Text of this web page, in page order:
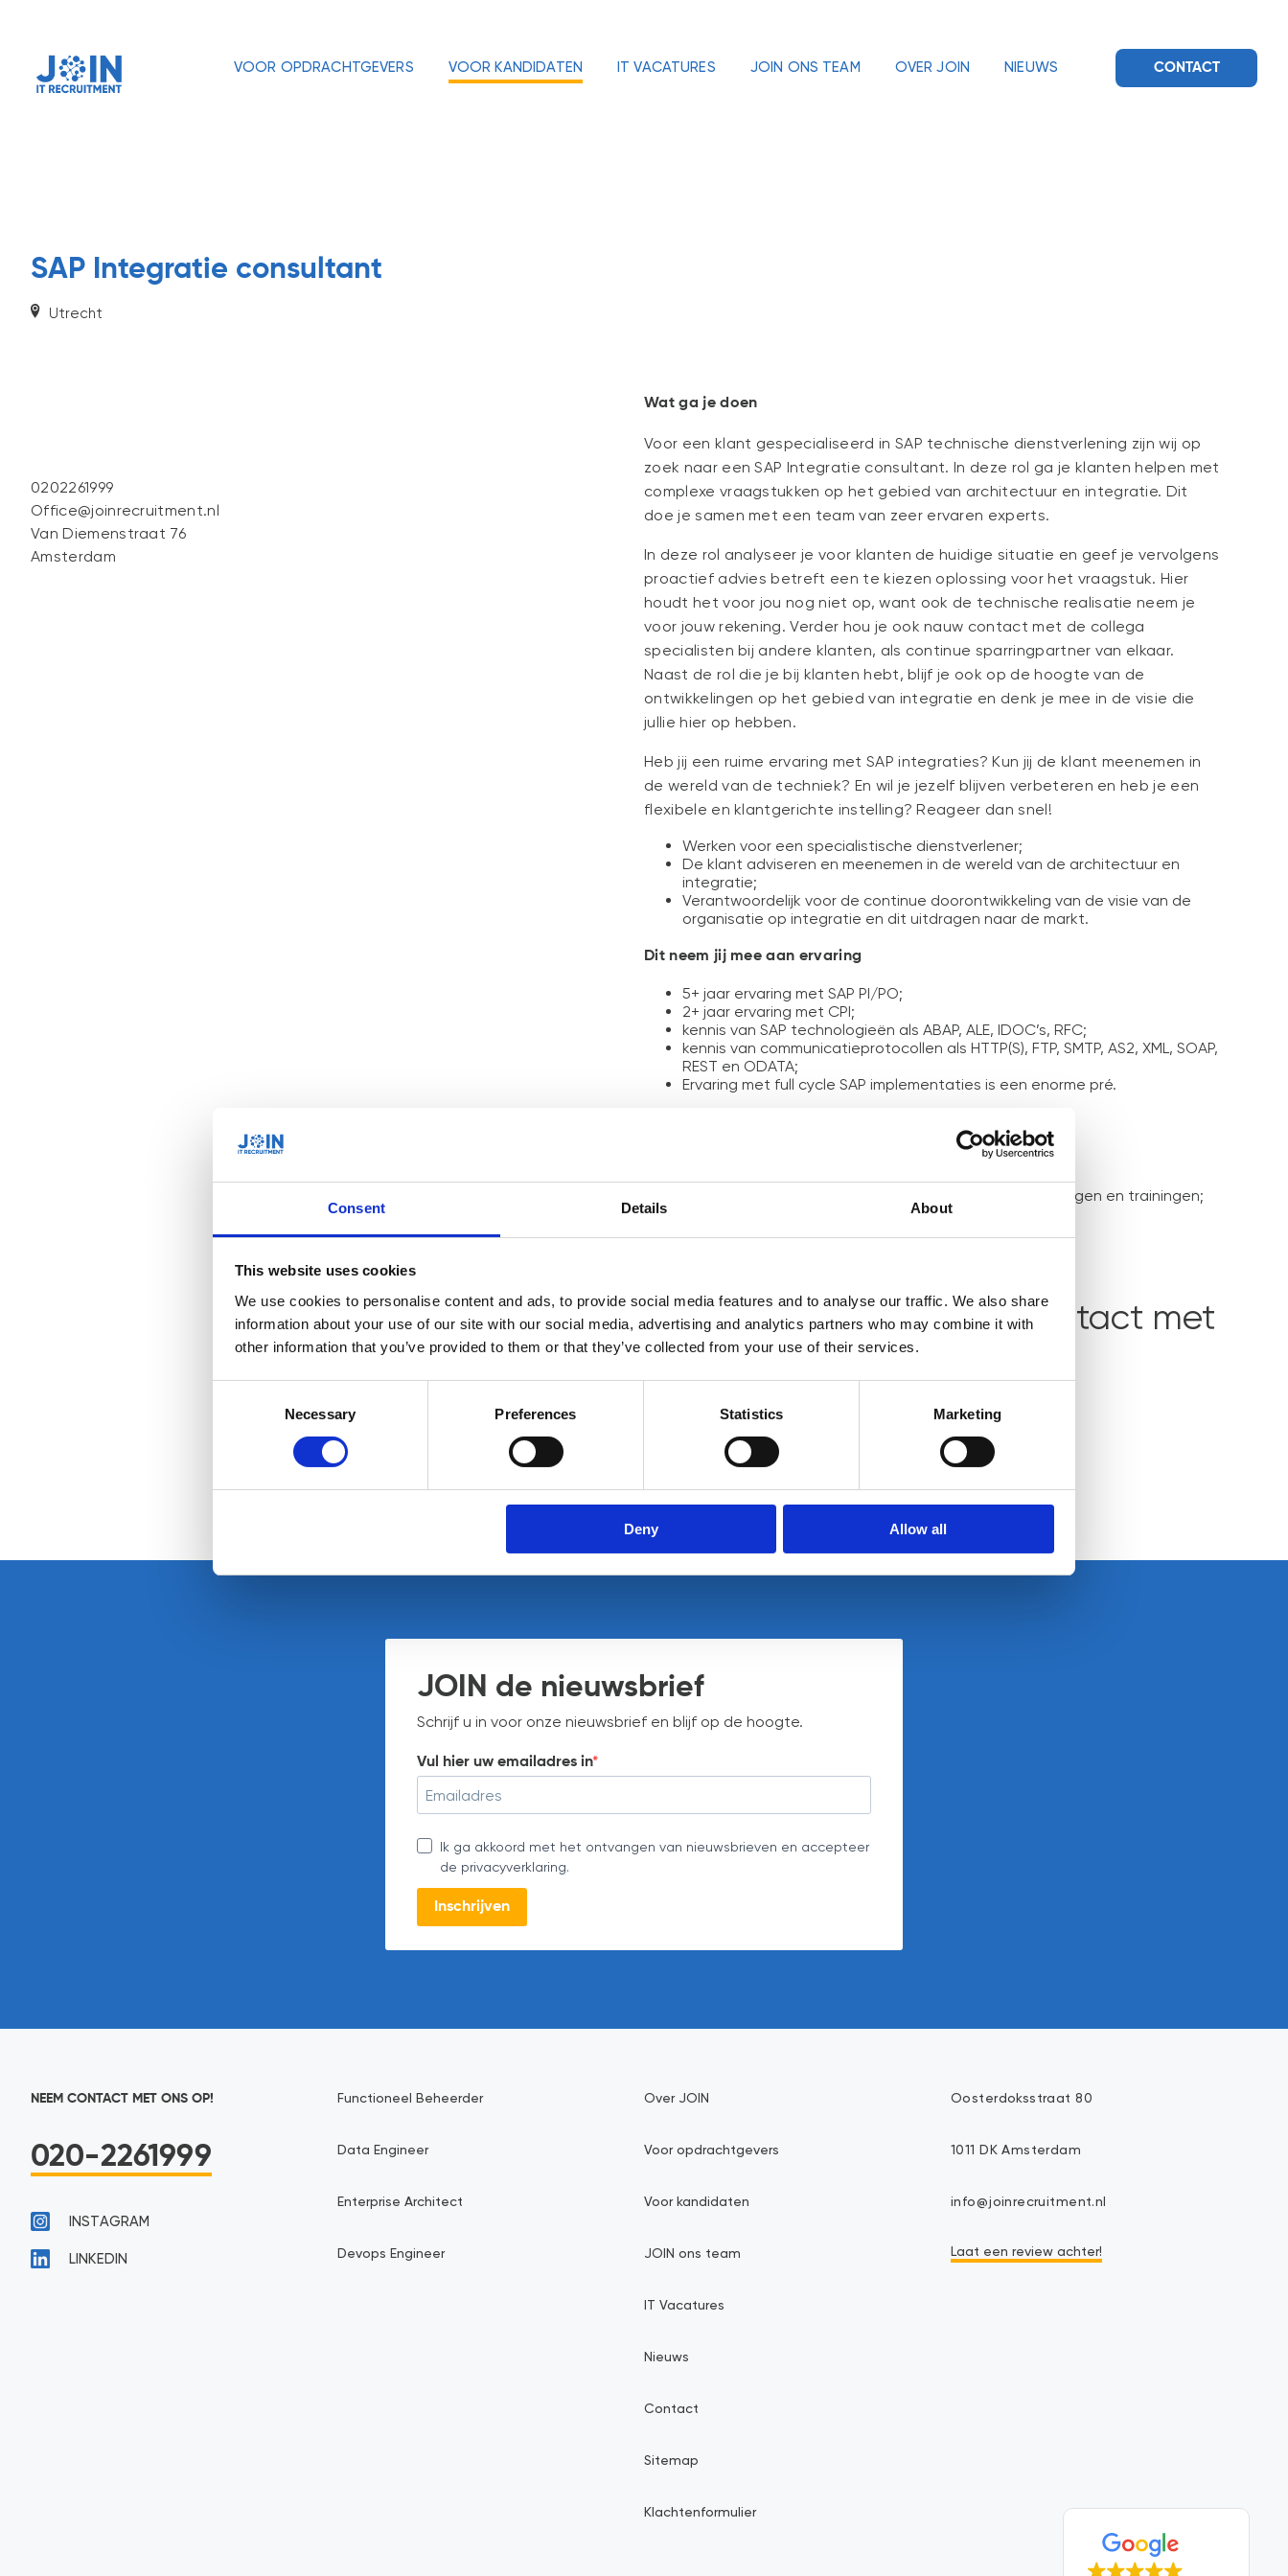
Consent Details About
This website uses cookies
We use cookies to personalise content and ads, to provide social media features and to analyse our traffic. We also share
information about your use of our site with our social media, advertising and analytics partners who may combine it with
other information that you’ve provided to them or that they’ve collected from your use of their services.
Necessary Preferences Statistics Marketing
Deny Allow all
VOOR OPDRACHTGEVERS VOOR KANDIDATEN IT VACATURES JOIN ONS TEAM OVER JOIN NIEUWS CONTACT
SAP Integratie consultant
Utrecht
0202261999
Office@joinrecruitment.nl
Van Diemenstraat 76
Amsterdam
Wat ga je doen
Voor een klant gespecialiseerd in SAP technische dienstverlening zijn wij op
zoek naar een SAP Integratie consultant. In deze rol ga je klanten helpen met
complexe vraagstukken op het gebied van architectuur en integratie. Dit
doe je samen met een team van zeer ervaren experts.
In deze rol analyseer je voor klanten de huidige situatie en geef je vervolgens
proactief advies betreft een te kiezen oplossing voor het vraagstuk. Hier
houdt het voor jou nog niet op, want ook de technische realisatie neem je
voor jouw rekening. Verder hou je ook nauw contact met de collega
specialisten bij andere klanten, als continue sparringpartner van elkaar.
Naast de rol die je bij klanten hebt, blijf je ook op de hoogte van de
ontwikkelingen op het gebied van integratie en denk je mee in de visie die
jullie hier op hebben.
Heb jij een ruime ervaring met SAP integraties? Kun jij de klant meenemen in
de wereld van de techniek? En wil je jezelf blijven verbeteren en heb je een
flexibele en klantgerichte instelling? Reageer dan snel!
Werken voor een specialistische dienstverlener;
De klant adviseren en meenemen in de wereld van de architectuur en
integratie;
Verantwoordelijk voor de continue doorontwikkeling van de visie van de
organisatie op integratie en dit uitdragen naar de markt.
Dit neem jij mee aan ervaring
5+ jaar ervaring met SAP PI/PO;
2+ jaar ervaring met CPI;
kennis van SAP technologieën als ABAP, ALE, IDOC’s, RFC;
kennis van communicatieprotocollen als HTTP(S), FTP, SMTP, AS2, XML, SOAP,
REST en ODATA;
Ervaring met full cycle SAP implementaties is een enorme pré.
Een moderne autoregeling;
Onbeperkte mogelijkheden tot het volgen van opleidingen en trainingen;
Geïnteresseerd? Neem contact met
ons op.
JOIN de nieuwsbrief
Schrijf u in voor onze nieuwsbrief en blijf op de hoogte.
Vul hier uw emailadres in
Ik ga akkoord met het ontvangen van nieuwsbrieven en accepteer
de privacyverklaring.
Inschrijven
NEEM CONTACT MET ONS OP!
020-2261999
INSTAGRAM
LINKEDIN
Functioneel Beheerder
Data Engineer
Enterprise Architect
Devops Engineer
Over JOIN
Voor opdrachtgevers
Voor kandidaten
JOIN ons team
IT Vacatures
Nieuws
Contact
Sitemap
Klachtenformulier
Oosterdoksstraat 80
1011 DK Amsterdam
info@joinrecruitment.nl
Laat een review achter!